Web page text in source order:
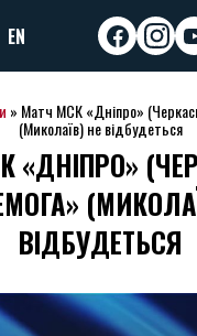
EN facebook
» Матч МСК «Дніпро»
(Миколаїв) не відбудеться
«ДНІПРО»
ВІДБУДЕТЬСЯ